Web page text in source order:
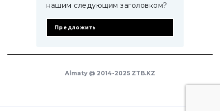
нашим следующим заголовком?
Предложить
Almaty @ 2014-2025 ZTB.KZ